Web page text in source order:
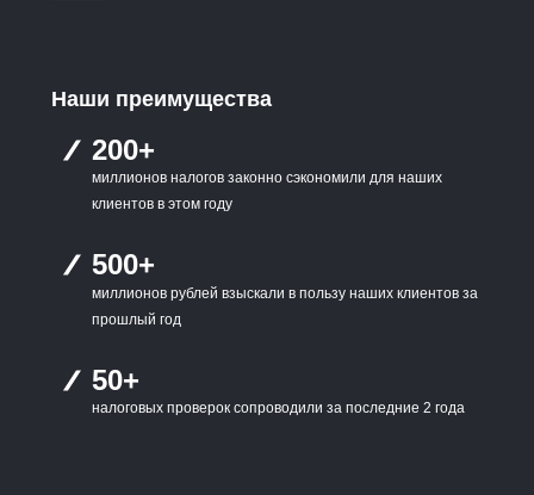
Наши преимущества
200+
миллионов налогов законно сэкономили для наших
клиентов в этом году
500+
миллионов рублей взыскали в пользу наших клиентов за
прошлый год
50+
налоговых проверок сопроводили за последние 2 года